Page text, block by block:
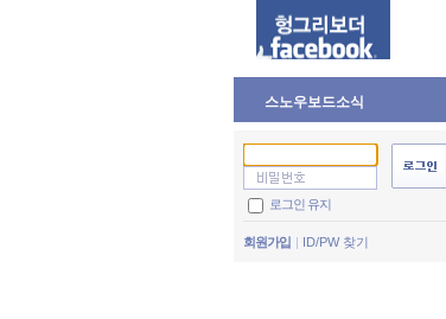
스노우보드소식
로그인 유지
회원가입 ID/PW 찾기